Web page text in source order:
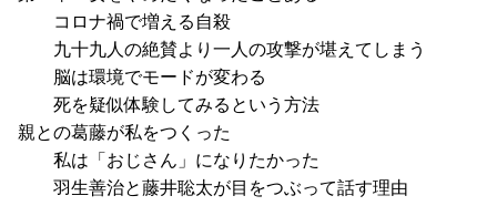
コロナ禍で増える自殺
九十九人の絶賛より一人の攻撃が堪えてしまう
脳は環境でモードが変わる
死を疑似体験してみるという方法
親との葛藤が私をつくった
私は「おじさん」になりたかった
羽生善治と藤井聡太が目をつぶって話す理由